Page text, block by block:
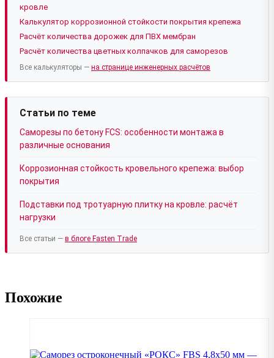
кровле
Калькулятор коррозионной стойкости покрытия крепежа
Расчёт количества дорожек для ПВХ мембран
Расчёт количества цветных колпачков для саморезов
Все калькуляторы — на странице инженерных расчётов
Статьи по теме
Саморезы по бетону FCS: особенности монтажа в
различные основания
Коррозионная стойкость кровельного крепежа: выбор
покрытия
Подставки под тротуарную плитку на кровле: расчёт
нагрузки
Все статьи — в блоге Fasten Trade
Похожие